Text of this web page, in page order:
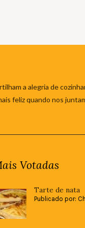
a alegria de
feliz quando nos
Votadas
Tarte de nata
Publicado por: